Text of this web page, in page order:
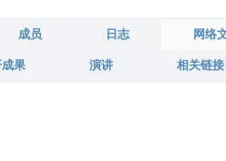
容
部
分
成员 日志 网络
果 演讲 相关链接